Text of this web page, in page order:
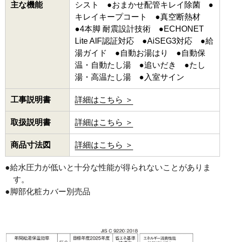
主な機能
シスト ●おまかせ配管キレイ除菌 ●
キレイキープコート ●真空断熱材
●4本脚 耐震設計技術 ●ECHONET
Lite AIF認証対応 ●AiSEG3対応 ●給
湯ガイド ●自動お湯はり ●自動保
温・自動たし湯 ●追いだき ●たし
湯・高温たし湯 ●入室サイン
工事説明書 詳細はこちら ＞
取扱説明書 詳細はこちら ＞
商品寸法図 詳細はこちら ＞
●給水圧力が低いと十分な性能が得られないことがありま
す。
●脚部化粧カバー別売品